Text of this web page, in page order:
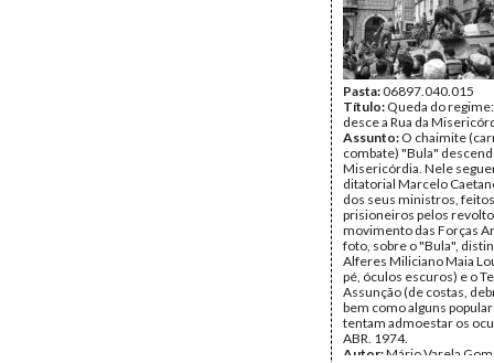
Pasta:06897.040.015
Título: Queda do
desce a Rua da
Assunto: O chaimite
combate) "Bula"
Misericórdia. Nele
ditatorial Marcelo
dos seus ministros, feitos
prisioneiros pelos
movimento das Forças
foto, sobre o "Bula",
Alferes Miliciano Maia
pé, óculos escuros) e o
Assunção (de costas,
bem como alguns
tentam admoestar os
ABR. 1974.
Autor:Mário Varela